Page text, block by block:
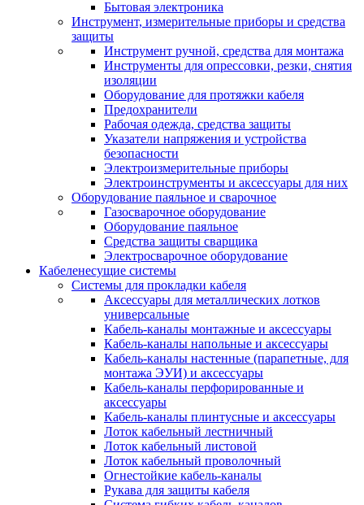
Бытовая электроника
Инструмент, измерительные приборы и средства
защиты
Инструмент ручной, средства для монтажа
Инструменты для опрессовки, резки, снятия
изоляции
Оборудование для протяжки кабеля
Предохранители
Рабочая одежда, средства защиты
Указатели напряжения и устройства
безопасности
Электроизмерительные приборы
Электроинструменты и аксессуары для них
Оборудование паяльное и сварочное
Газосварочное оборудование
Оборудование паяльное
Средства защиты сварщика
Электросварочное оборудование
Кабеленесущие системы
Системы для прокладки кабеля
Аксессуары для металлических лотков
универсальные
Кабель-каналы монтажные и аксессуары
Кабель-каналы напольные и аксессуары
Кабель-каналы настенные (парапетные, для
монтажа ЭУИ) и аксессуары
Кабель-каналы перфорированные и
аксессуары
Кабель-каналы плинтусные и аксессуары
Лоток кабельный лестничный
Лоток кабельный листовой
Лоток кабельный проволочный
Огнестойкие кабель-каналы
Рукава для защиты кабеля